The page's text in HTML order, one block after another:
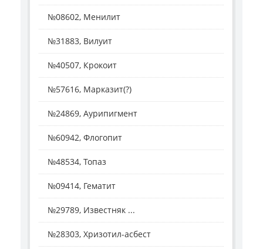
№08602, Менилит
№31883, Вилуит
№40507, Крокоит
№57616, Марказит(?)
№24869, Аурипигмент
№60942, Флогопит
№48534, Топаз
№09414, Гематит
№29789, Известняк ...
№28303, Хризотил-асбест